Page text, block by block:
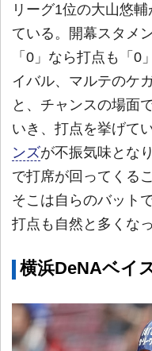
リーグ1位の大山悠
ている。開幕スタメ
「0」なら打点も「0
イバル、マルテのケ
と、チャンスの場面
いき、打点を挙げて
ンズが不振気味とな
で打席が回ってくる
そこは自らのバット
打点も自然と多くな
横浜DeNAベイ